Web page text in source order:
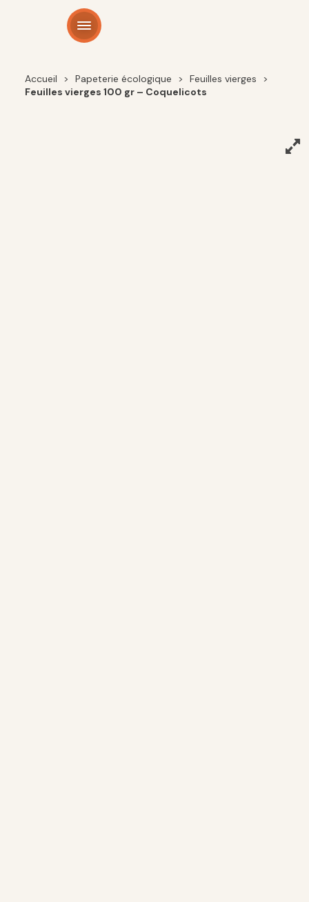
Panneau de gestion des cookies
Accueil > Papeterie écologique > Feuilles vierges
>
Feuilles vierges 100 gr – Coquelicots